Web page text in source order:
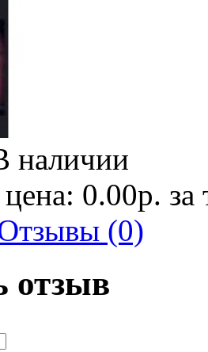
наличии
0.00р.
(0)
отзыв